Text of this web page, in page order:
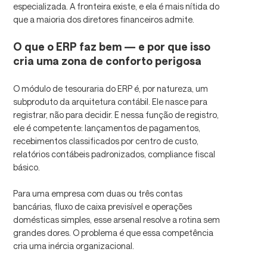
especializada. A fronteira existe, e ela é mais nítida do
que a maioria dos diretores financeiros admite.
O que o ERP faz bem — e por que isso
cria uma zona de conforto perigosa
O módulo de tesouraria do ERP é, por natureza, um
subproduto da arquitetura contábil. Ele nasce para
registrar, não para decidir. E nessa função de registro,
ele é competente: lançamentos de pagamentos,
recebimentos classificados por centro de custo,
relatórios contábeis padronizados, compliance fiscal
básico.
Para uma empresa com duas ou três contas
bancárias, fluxo de caixa previsível e operações
domésticas simples, esse arsenal resolve a rotina sem
grandes dores. O problema é que essa competência
cria uma inércia organizacional.